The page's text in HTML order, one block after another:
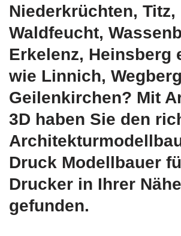
Niederkrüchten, Titz,
Waldfeucht,
Erkelenz, Heinsberg
wie Linnich,
Geilenkirchen? Mit
3D haben Sie den
Druck Modellbauer
Drucker in Ihrer Nähe
gefunden.